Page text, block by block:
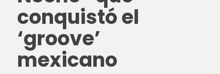
conquistó el
‘groove’
mexicano